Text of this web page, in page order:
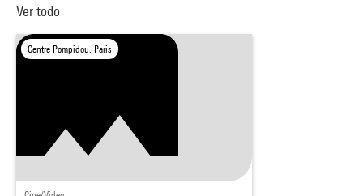
Ver todo
Centre Pompidou, Paris